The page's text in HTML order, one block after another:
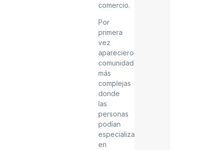
comercio.
Por
primera
vez
aparecieron
comunidades
más
complejas
donde
las
personas
podían
especializarse
en